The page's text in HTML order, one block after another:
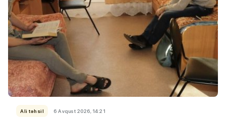
Ali təhsil 6 Avqust 2026, 14:21